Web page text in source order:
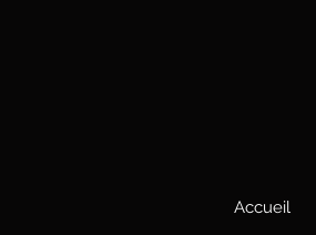
Accueil